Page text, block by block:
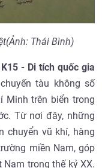
Thái Bình)
- Di tích quốc gia
tàu không số
Minh trên biển trong
Từ nơi đây, những
chuyển vũ khí, hàng
miền Nam, góp
trong thế kỷ XX.